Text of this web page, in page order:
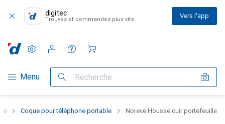
digitec
Trouvez et commandez plus vite Vers l'app
Navigation par catégorie
Menu Recherche
Paramètres
Compte client
Listes de comparaison
Listes d'envies
Panier
Coque pour téléphone portable Noreve Housse cuir portefeuille